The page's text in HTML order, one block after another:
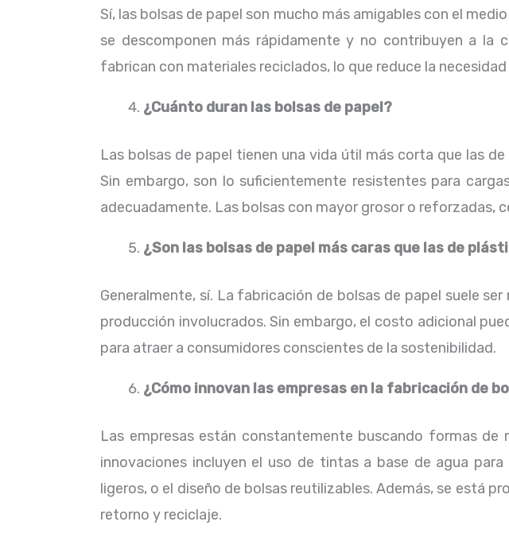
Sí, las bolsas de papel son mucho más amigables con el
se descomponen más rápidamente y no contribuyen a la
fabrican con materiales reciclados, lo que reduce la
¿Cuánto duran las bolsas de papel?
Las bolsas de papel tienen una vida útil más corta que las
Sin embargo, son lo suficientemente resistentes para
adecuadamente. Las bolsas con mayor grosor o reforzadas,
¿Son las bolsas de papel más caras que las de
Generalmente, sí. La fabricación de bolsas de papel suele
producción involucrados. Sin embargo, el costo adicional
para atraer a consumidores conscientes de la sostenibilidad.
¿Cómo innovan las empresas en la fabricación de
Las empresas están constantemente buscando formas
innovaciones incluyen el uso de tintas a base de agua
ligeros, o el diseño de bolsas reutilizables. Además, se está
retorno y reciclaje.